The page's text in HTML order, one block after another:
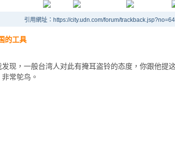
引用網址：https://city.udn.com/forum/
的工具
发现，一般台湾人对此有掩耳盗铃的态度，你跟他提
常鸵鸟。